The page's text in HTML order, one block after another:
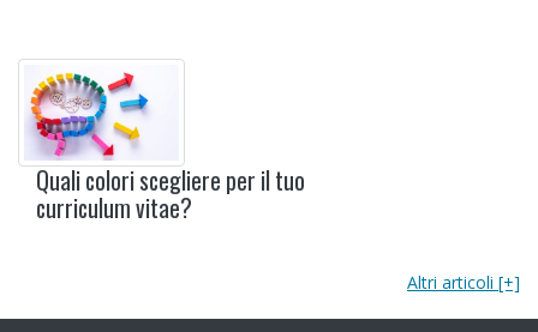
Quali colori scegliere per il tuo
curriculum vitae?
Altri articoli [+]